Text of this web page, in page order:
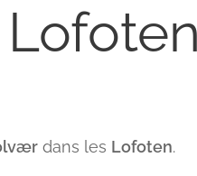
dans les Lofoten.